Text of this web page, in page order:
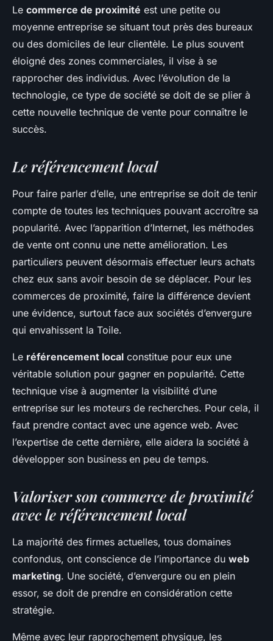
Mettre en valeur son
commerce de proximité avec
le référencement local
webmaster• 28 février 2017• 2 min de lecture
Le commerce de proximité est une petite ou
moyenne entreprise se situant tout près des bureaux
ou des domiciles de leur clientèle. Le plus souvent
éloigné des zones commerciales, il vise à se
rapprocher des individus. Avec l’évolution de la
technologie, ce type de société se doit de se plier à
cette nouvelle technique de vente pour connaître le
succès.
Le référencement local
Pour faire parler d’elle, une entreprise se doit de tenir
compte de toutes les techniques pouvant accroître sa
popularité. Avec l’apparition d’Internet, les méthodes
de vente ont connu une nette amélioration. Les
particuliers peuvent désormais effectuer leurs achats
chez eux sans avoir besoin de se déplacer. Pour les
commerces de proximité, faire la différence devient
une évidence, surtout face aux sociétés d’envergure
qui envahissent la Toile.
Le référencement local constitue pour eux une
véritable solution pour gagner en popularité. Cette
technique vise à augmenter la visibilité d’une
entreprise sur les moteurs de recherches. Pour cela, il
faut prendre contact avec une agence web. Avec
l’expertise de cette dernière, elle aidera la société à
développer son business en peu de temps.
Valoriser son commerce de proximité
avec le référencement local
La majorité des firmes actuelles, tous domaines
confondus, ont conscience de l’importance du web
marketing. Une société, d’envergure ou en plein
essor, se doit de prendre en considération cette
stratégie.
Même avec leur rapprochement physique, les